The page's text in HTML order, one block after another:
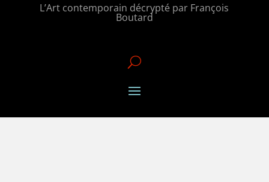
L’Art contemporain décrypté par François
Boutard
U